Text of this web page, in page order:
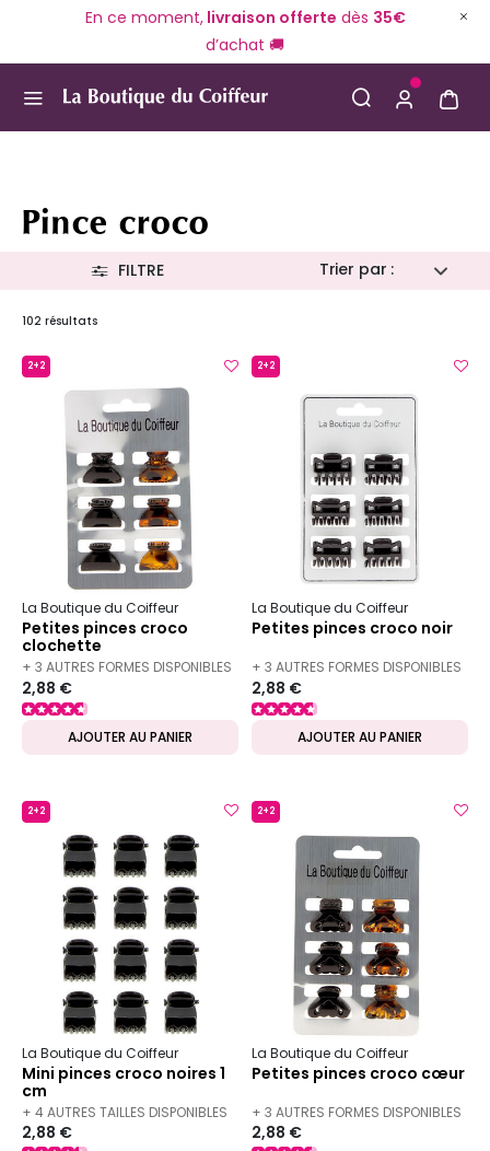
En ce moment,livraison offerte dès 35€
d’achat 🚚
Pince croco
Trier par :
FILTRE
102 résultats
2+2
La Boutique du Coiffeur
Petites pinces croco
clochette
+ 3 AUTRES FORMES DISPONIBLES
2,88 €
AJOUTER AU PANIER
2+2
La Boutique du Coiffeur
Petites pinces croco noir
+ 3 AUTRES FORMES DISPONIBLES
2,88 €
AJOUTER AU PANIER
2+2
La Boutique du Coiffeur
Mini pinces croco noires 1
cm
+ 4 AUTRES TAILLES DISPONIBLES
2,88 €
2+2
La Boutique du Coiffeur
Petites pinces croco cœur
+ 3 AUTRES FORMES DISPONIBLES
2,88 €